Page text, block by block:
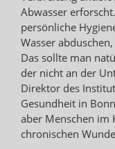
Abwasser
persönliche
Wasser
Das sollte man
der nicht an der
Direktor des
Gesundheit in
aber Menschen im
chronischen